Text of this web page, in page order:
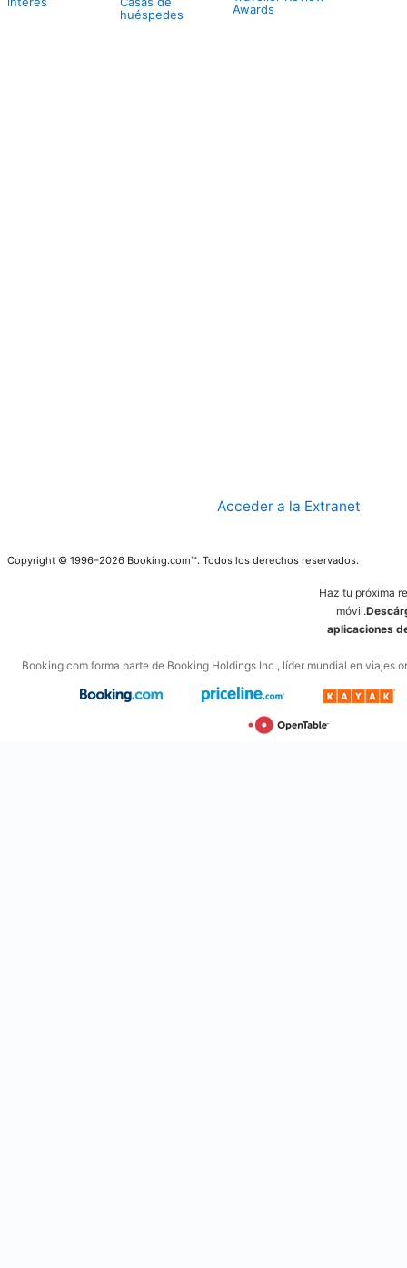
huéspedes
Awards
Acceder a la Extranet
Copyright © 1996–2026 Booking.com™. Todos los derechos reservados.
Haz tu próxima
móvil.
aplicaciones
Booking.com forma parte de Booking Holdings Inc., líder mundial en viajes